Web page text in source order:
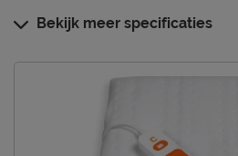
Onderhoud
Bekijk meer specificaties